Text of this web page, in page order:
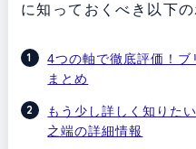
に知っておくべき以下
4つの軸で徹底評価！
まとめ
もう少し詳しく知りた
之端の詳細情報